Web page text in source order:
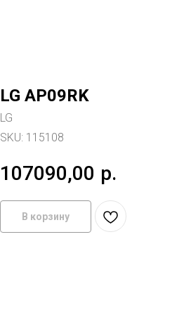
LG AP09RK
LG
SKU: 115108
107090,00 р.
В корзину